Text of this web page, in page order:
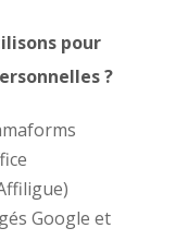
pour
?
Google et